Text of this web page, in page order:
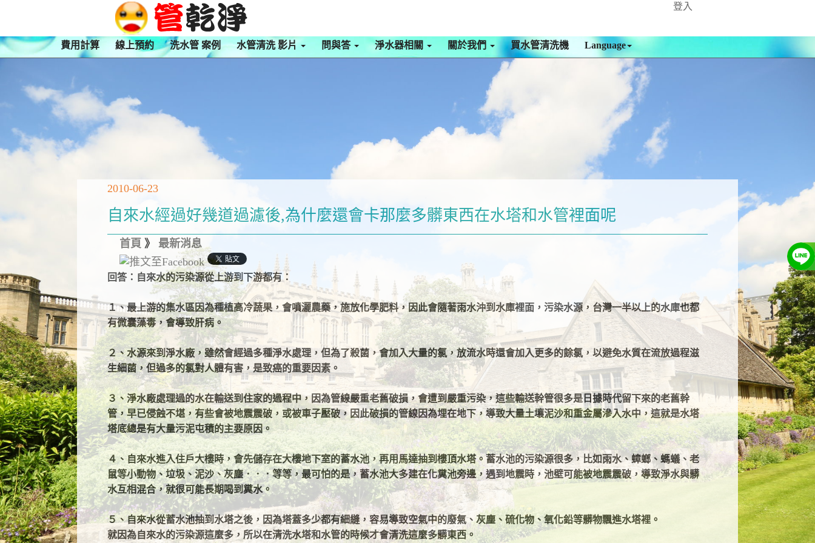
登入
費用計算 線上預約 洗水管 案例 水管清洗 影片 問與答 淨水器相關 關於我們 買水管清洗機 Language
2010-06-23
自來水經過好幾道過濾後,為什麼還會卡那麼多髒東西在水塔和水管裡面呢
首頁 》 最新消息
回答：自來水的污染源從上游到下游都有：
１、最上游的集水區因為種植高冷蔬果，會噴灑農藥，施放化學肥料，因此會隨著雨水沖到水庫裡面，污染水源，台灣一半以上的水庫也都
有微囊藻毒，會導致肝病。
２、水源來到淨水廠，雖然會經過多種淨水處理，但為了殺菌，會加入大量的氯，放流水時還會加入更多的餘氯，以避免水質在流放過程滋
生細菌，但過多的氯對人體有害，是致癌的重要因素。
３、淨水廠處理過的水在輸送到住家的過程中，因為管線嚴重老舊破損，會遭到嚴重污染，這些輸送幹管很多是日據時代留下來的老舊幹
管，早已侵蝕不堪，有些會被地震震破，或被車子壓破，因此破損的管線因為埋在地下，導致大量土壤泥沙和重金屬滲入水中，這就是水塔
塔底總是有大量污泥屯積的主要原因。
４、自來水進入住戶大樓時，會先儲存在大樓地下室的蓄水池，再用馬達抽到樓頂水塔。蓄水池的污染源很多，比如雨水、蟑螂、螞蟻、老
鼠等小動物、垃圾、泥沙、灰塵．．．等等，最可怕的是，蓄水池大多建在化糞池旁邊，遇到地震時，池壁可能被地震震破，導致淨水與髒
水互相混合，就很可能長期喝到糞水。
５、自來水從蓄水池抽到水塔之後，因為塔蓋多少都有細縫，容易導致空氣中的廢氣、灰塵、硫化物、氧化鉛等髒物飄進水塔裡。
就因為自來水的污染源這麼多，所以在清洗水塔和水管的時候才會清洗這麼多髒東西。